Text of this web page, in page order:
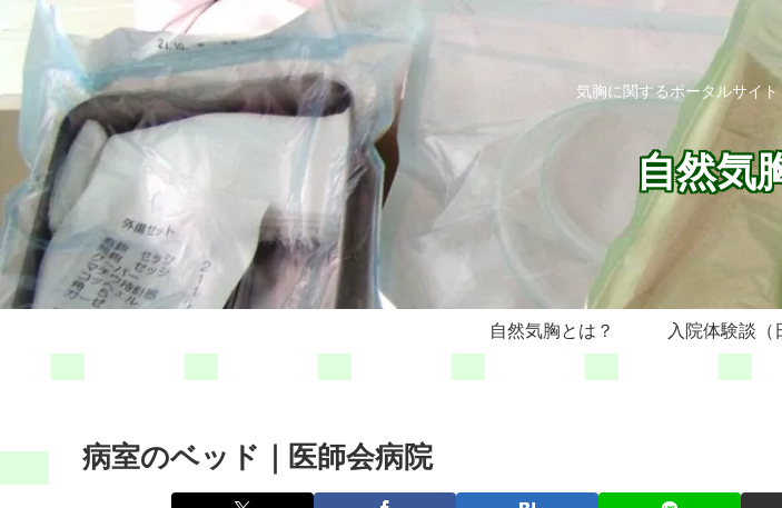
気胸に関するポータルサイ
自然気
自然気胸とは？ 入院体験談（
病室のベッド｜医師会病院